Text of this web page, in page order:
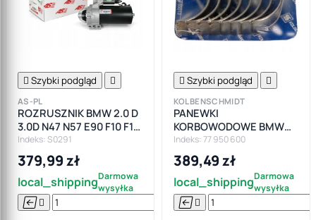
 Szybki podgląd 
AS-PL
ROZRUSZNIK BMW 2.0 D
3.0D N47 N57 E90 F10 F15
E70
Indeks: S0291
379,99 zł
local_shippingDarmowa
wysyłka
  

 Szybki podgląd 
KOLBENSCHMIDT
PANEWKI
KORBOWODOWE BMW
N47 2.0D F10 F11 F20 F30
F82 E90 STANDARD
Indeks: 77 950 600
389,49 zł
local_shippingDarmowa
wysyłka
 